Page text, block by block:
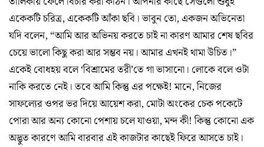
একেকটি চরিত্র, একেকটি আঁকা ছবি। ভাবুন তো, একজন অভিনেতা
যদি বলেন, “আমি আর অভিনয় করতে চাই না কারণ আমার শেষ ছবির
চেয়ে ভালো কিছু করা আর সম্ভব নয়। আমার এখনই থামা উচিত।”
একেই বোধহয় বলে ‘বিশ্রামের তরী’তে গা ভাসানো। লোকে বলে ওটা
নাকি করতে নেই। তবে আমি কিন্তু এর পক্ষেই! মানে, নিজের
সাফল্যের ওপর ভর দিয়ে আয়েশ করা, মোটা অংকের চেক পকেটে
পোরা আর অন্য কোনো পেশায় চলে যাওয়া, মন্দ কী! কিন্তু কোনো এক
অদ্ভুত কারণে আমি বারবার এই কাজটার কাছেই ফিরে আসতে চাই।